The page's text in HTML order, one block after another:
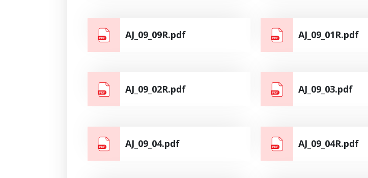
AJ_09_09R.pdf AJ_09_01R.pdf
AJ_09_02R.pdf AJ_09_03.pdf
AJ_09_04.pdf AJ_09_04R.pdf